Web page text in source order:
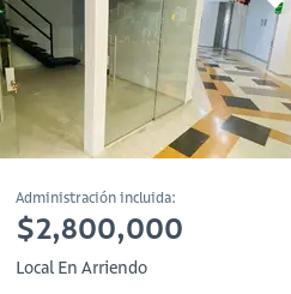
Administración incluida:
$2,800,000
Local En Arriendo